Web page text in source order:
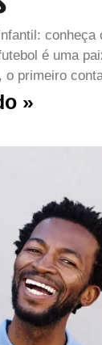
conheça
é uma
o primeiro
»